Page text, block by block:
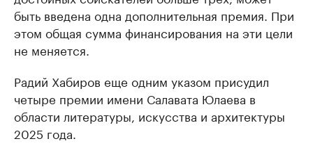
быть введена одна дополнительная премия. При
этом общая сумма финансирования на эти цели
не меняется.
Радий Хабиров еще одним указом присудил
четыре премии имени Салавата Юлаева в
области литературы, искусства и архитектуры
2025 года.